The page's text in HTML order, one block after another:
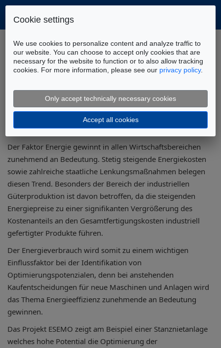
Home
Anwendungen
Nachhaltige Fluidtechnik
Projekt ESEMO
ESEMO - Entwicklung
selbstüberwachender
energieoptimierter
Montagesysteme
Der Faktor Energie gewinnt in allen Wirtschaftsbereichen
zunehmend an Bedeutung. Stetig steigende Energiekosten
sowie zahlreiche staatliche Lenkungsmaßnahmen belegen
diesen Trend. Besonders der Bereich der industriellen
Güterproduktion ist davon betroffen, da die steigenden
Energiepreise zu einer signifikanten Vergrößerung des
Kostenanteils an den Gesamtfertigungskosten industriell
gefertigter Produkte führen.
Der Energieverbrauch wird somit zu einem wichtigen
Einflussfaktor bei der Identifikation von
Optimierungspotenzialen, denn bei anstehenden
Kaufentscheidungen für neue Maschinen und Anlagen wird
das Thema Energieeffizienz zunehmende an Bedeutung
gewinnen.
Das Projekt ESEMO zeigt am Beispiel einer Stanznietanlage
welches hohe Potential die Optimierung der
Cookie settings
We use cookies to personalize content and analyze traffic to
our website. You can choose to accept only cookies that are
necessary for the website to function or to also allow tracking
cookies. For more information, please see our privacy policy.
Only accept technically necessary cookies
Accept all cookies